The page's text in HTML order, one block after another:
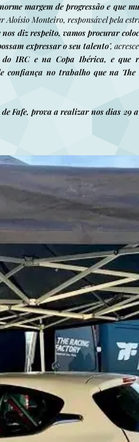
margem de progressão e que
Aloísio Monteiro, responsável pela
diz respeito, vamos procurar
expressar o seu talento",
IRC e na Copa Ibérica, e que
confiança no trabalho que na The
Fafe, prova a realizar nos dias 29